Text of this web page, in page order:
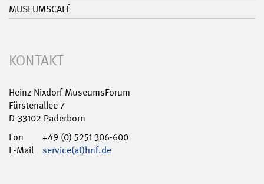
MUSEUMSCAFÉ
KONTAKT
Heinz Nixdorf MuseumsForum
Fürstenallee 7
D-33102 Paderborn
Fon
+49 (0) 5251 306-600
E-Mail
service(at)hnf.de